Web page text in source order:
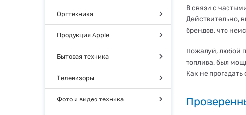
Оргтехника
Продукция Apple
Бытовая техника
Телевизоры
Фото и видео техника
В связи с
Действительно,
брендов, что
Пожалуй, любой
топлива, был
Как не